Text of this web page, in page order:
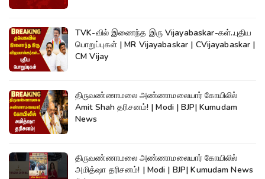
TVK-வில் இணைந்த இரு Vijayabaskar-கள்..புதிய
பொறுப்புகள் | MR Vijayabaskar | CVijayabaskar |
CM Vijay
திருவண்ணாமலை அண்ணாமலையார் கோயிலில்
Amit Shah தரிசனம்! | Modi | BJP| Kumudam
News
திருவண்ணாமலை அண்ணாமலையார் கோயிலில்
அமித்ஷா தரிசனம்! | Modi | BJP| Kumudam News